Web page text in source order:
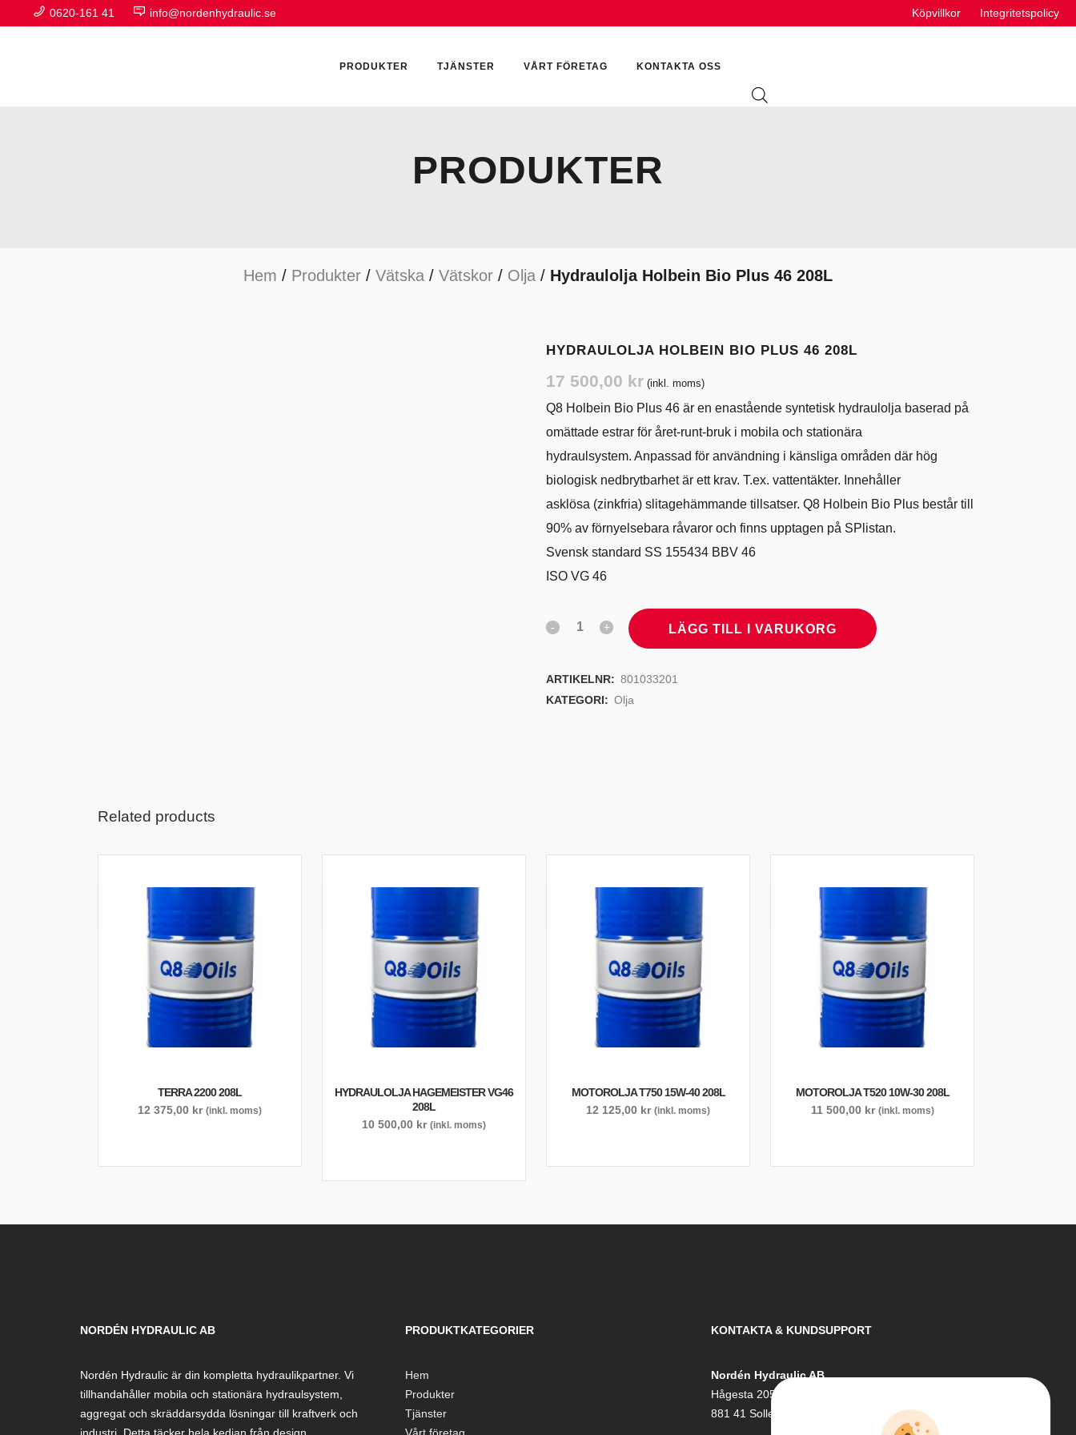
0620-161 41 info@nordenhydraulic.se Köpvillkor Integritetspolicy
PRODUKTER
HYDRAULIKTILLBEHÖR HYDRAULMOTORER
TJÄNSTER VÅRT FÖRETAG KONTAKTA OSS
PRODUKTER
Hem / Produkter / Vätska / Vätskor / Olja / Hydraulolja Holbein Bio Plus 46 208L
HYDRAULOLJA HOLBEIN BIO PLUS 46 208L
17 500,00 kr (inkl. moms)
Q8 Holbein Bio Plus 46 är en enastående syntetisk hydraulolja baserad på
omättade estrar för året-runt-bruk i mobila och stationära
hydraulsystem. Anpassad för användning i känsliga områden där hög
biologisk nedbrytbarhet är ett krav. T.ex. vattentäkter. Innehåller
asklösa (zinkfria) slitagehämmande tillsatser. Q8 Holbein Bio Plus består till
90% av förnyelsebara råvaror och finns upptagen på SPlistan.
Svensk standard SS 155434 BBV 46
ISO VG 46
LÄGG TILL I VARUKORG
ARTIKELNR: 801033201
KATEGORI: Olja
Related products
TERRA 2200 208L
12 375,00 kr (inkl. moms)
HYDRAULOLJA HAGEMEISTER VG46
208L
10 500,00 kr (inkl. moms)
MOTOROLJA T750 15W-40 208L
12 125,00 kr (inkl. moms)
MOTOROLJA T520 10W-30 208L
11 500,00 kr (inkl. moms)
NORDÉN HYDRAULIC AB
Nordén Hydraulic är din kompletta hydraulikpartner. Vi
tillhandahåller mobila och stationära hydraulsystem,
aggregat och skräddarsydda lösningar till kraftverk och
PRODUKTKATEGORIER
Hem
Produkter
Tjänster
KONTAKTA & KUNDSUPPORT
Nordén Hydraulic AB
Hågesta 205
881 41 Sollefteå